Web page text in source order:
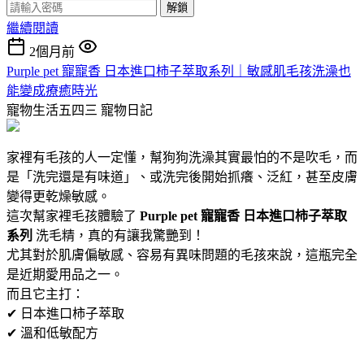
解鎖
繼續閱讀
2個月前
Purple pet 寵寵香 日本進口柿子萃取系列｜敏感肌毛孩洗澡也
能變成療癒時光
寵物生活五四三 寵物日記
家裡有毛孩的人一定懂，幫狗狗洗澡其實最怕的不是吹毛，而
是「洗完還是有味道」、或洗完後開始抓癢、泛紅，甚至皮膚
變得更乾燥敏感。
這次幫家裡毛孩體驗了 Purple pet 寵寵香 日本進口柿子萃取
系列 洗毛精，真的有讓我驚艷到！
尤其對於肌膚偏敏感、容易有異味問題的毛孩來說，這瓶完全
是近期愛用品之一。
而且它主打：
✔ 日本進口柿子萃取
✔ 溫和低敏配方